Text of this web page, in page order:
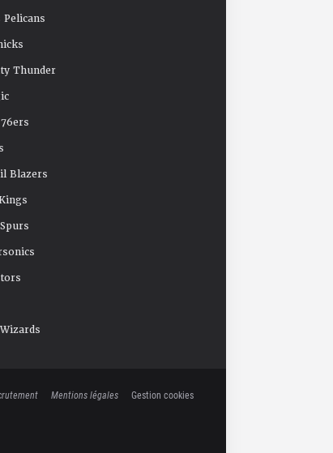
Pelicans
Thunder
Blazers
Mentions légales Gestion cookies